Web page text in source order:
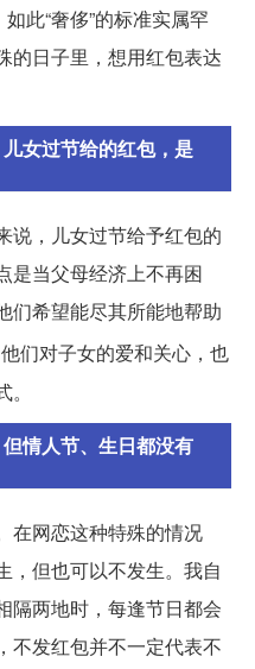
此“奢侈”的标准实属罕
的日子里，想用红包表达
女过节给的红包，是
说，儿女过节给予红包的
是当父母经济上不再困
们希望能尽其所能地帮助
们对子女的爱和关心，也
情人节、生日都没有
在网恋这种特殊的情况
，但也可以不发生。我自
隔两地时，每逢节日都会
不发红包并不一定代表不